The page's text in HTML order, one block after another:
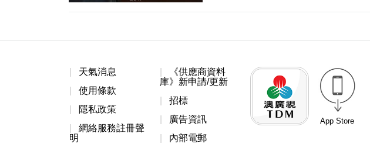
天氣消息
使用條款
隱私政策
網絡服務註冊聲
明
《供應商資料
庫》新申請/更新
招標
廣告資訊
內部電郵
App Store